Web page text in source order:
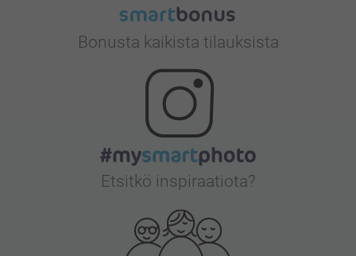
Bonusta kaikista tilauksista
Etsitkö inspiraatiota?